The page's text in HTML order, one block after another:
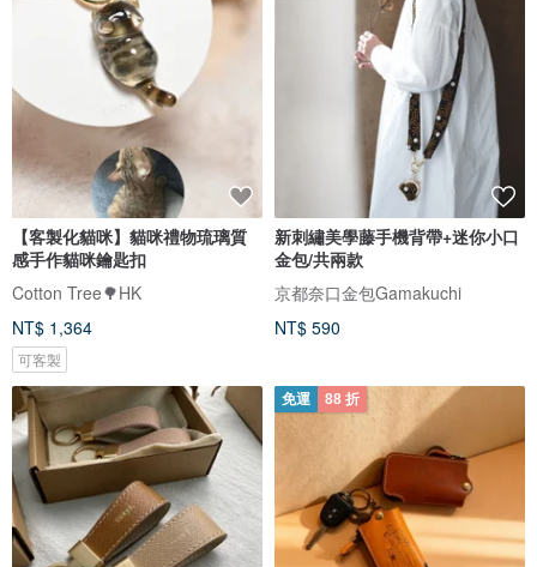
【客製化貓咪】貓咪禮物琉璃質
感手作貓咪鑰匙扣
Cotton Tree🌳HK
NT$ 1,364
可客製
新刺繡美學藤手機背帶+迷你小口
金包/共兩款
京都奈口金包Gamakuchi
NT$ 590
免運 88 折